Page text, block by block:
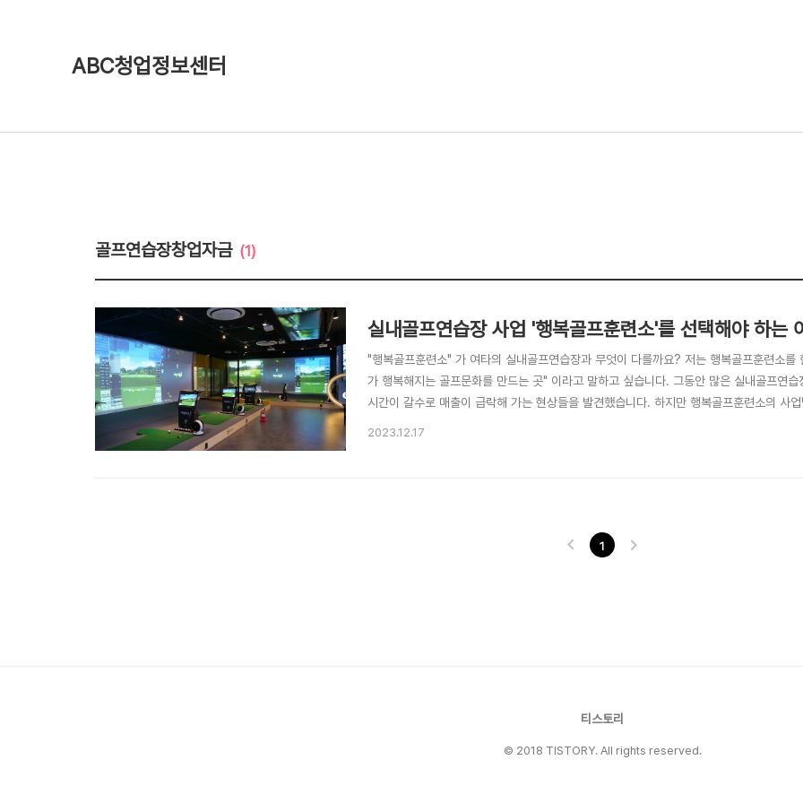
ABC청업정보센터
골프연습장창업자금 (1)
실내골프연습장 사업 '행복골프훈련소'를 선택해야 하는
"행복골프훈련소" 가 여타의 실내골프연습장과 무엇이 다를까요? 저는 행복골프훈련소
가 행복해지는 골프문화를 만드는 곳" 이라고 말하고 싶습니다. 그동안 많은 실내골프연
시간이 갈수로 매출이 급락해 가는 현상들을 발견했습니다. 하지만 행복골프훈련소의 사
2023.12.17
1
티스토리
© 2018 TISTORY. All rights reserved.